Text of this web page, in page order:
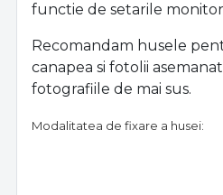
functie de setarile
Recomandam husele
canapea si fotolii
fotografiile de mai sus.
Modalitatea de fixare a husei: